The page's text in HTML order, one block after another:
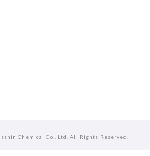
Chemical Co., Ltd. All Rights Reserved.